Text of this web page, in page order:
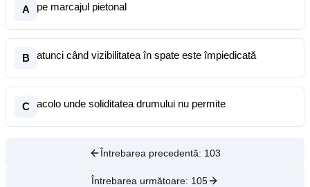
A pe marcajul pietonal
B atunci când vizibilitatea în spate este împiedicată
C acolo unde soliditatea drumului nu permite
Întrebarea precedentă: 103
Întrebarea următoare: 105